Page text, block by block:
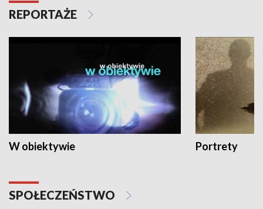
REPORTAŻE
W obiektywie Portrety
SPOŁECZEŃSTWO